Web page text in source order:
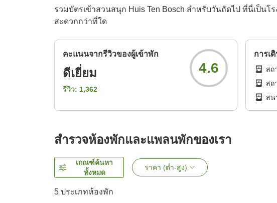
รวมบัตรเข้าสวนสนุก Huis Ten Bosch สำหรับวันถัดไป ที่นี่เป็น
สะดวกกว่าที่ใด
คะแนนจากรีวิวของผู้เข้าพัก
ดีเยี่ยม
รีวิว: 1,362
4.6
การเ
สถ
สถ
สน
สำรวจห้องพักและแพลนพักของเรา
เกณฑ์ค้นหา
ทั้งหมด
ราคา (ต่ำ-สูง)
5 ประเภทห้องพัก